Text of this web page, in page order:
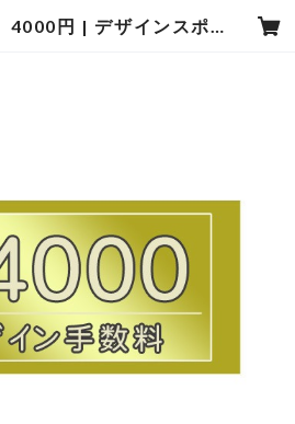
デザイン手数料 4000円 | デザインスポーツフォトタカギ